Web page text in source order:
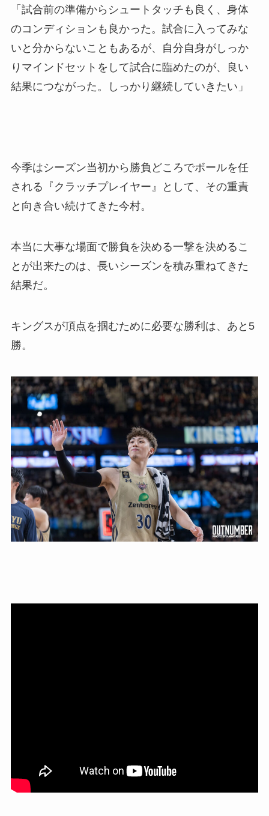
「試合前の準備からシュートタッチも良く、身体
のコンディションも良かった。試合に入ってみな
いと分からないこともあるが、自分自身がしっか
りマインドセットをして試合に臨めたのが、良い
結果につながった。しっかり継続していきたい」
今季はシーズン当初から勝負どころでボールを任
される『クラッチプレイヤー』として、その重責
と向き合い続けてきた今村。
本当に大事な場面で勝負を決める一撃を決めるこ
とが出来たのは、長いシーズンを積み重ねてきた
結果だ。
キングスが頂点を掴むために必要な勝利は、あと5
勝。